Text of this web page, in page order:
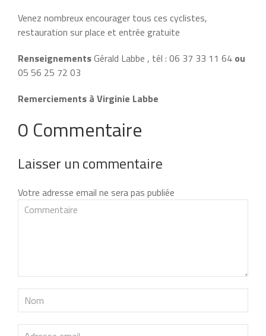
Venez nombreux encourager tous ces cyclistes,
restauration sur place et entrée gratuite
RenseignementsGérald Labbe , tél : 06 37 33 11 64 ou
05 56 25 72 03
Remerciements à Virginie Labbe
0 Commentaire
Laisser un commentaire
Votre adresse email ne sera pas publiée